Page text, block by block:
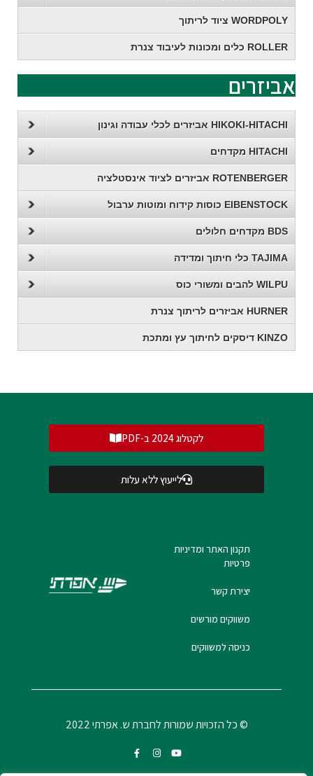
WORDPOLY ציוד לריתוך
ROLLER כלים ומכונות לעיבוד צנרת
אביזרים
HIKOKI-HITACHI אביזרים לכלי עבודה וגינון
HITACHI מקדחים
ROTENBERGER אביזרים לציוד אינסטלציה
EIBENSTOCK כוסות קידוח ומוטות ערבול
BDS מקדחים חלולים
TAJIMA כלי חיתוך ומדידה
WILPU להבים ומשורי כוס
HURNER אביזרים לריתוך צנרת
KINZO דיסקים לחיתוך עץ ומתכת
לקטלוג 2024 ב-PDF
לייעוץ ללא עלות
תקנון האתר ומדיניות
פרטיות
יצירת קשר
משווקים מורשים
כניסה למשווקים
© כל הזכויות שמורות לחברת ש. אפרתי 2022